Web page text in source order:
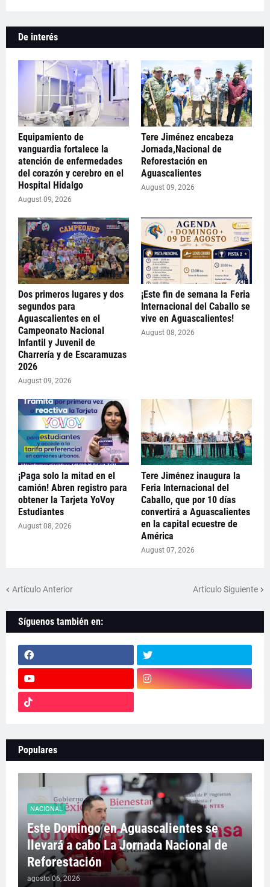
De interés
Equipamiento de
vanguardia fortalece la
atención de enfermedades
del corazón y cerebro en el
Hospital Hidalgo
August 09, 2026
Tere Jiménez encabeza
Jornada,Nacional de
Reforestación en
Aguascalientes
August 09, 2026
Dos primeros lugares y dos
segundos para
Aguascalientes en el
Campeonato Nacional
Infantil y Juvenil de
Charrería y de Escaramuzas
2026
August 09, 2026
¡Este fin de semana la Feria
Internacional del Caballo se
vive en Aguascalientes!
August 08, 2026
¡Paga solo la mitad en el
camión! Abren registro para
obtener la Tarjeta YoVoy
Estudiantes
August 08, 2026
Tere Jiménez inaugura la
Feria Internacional del
Caballo, que por 10 días
convertirá a Aguascalientes
en la capital ecuestre de
América
August 07, 2026
Artículo Anterior Artículo Siguiente
Síguenos también en:
Populares
NACIONAL
Este Domingo en Aguascalientes se
llevará a cabo La Jornada Nacional de
Reforestación
agosto 06, 2026